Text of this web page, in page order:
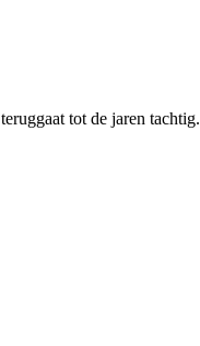
tot de jaren tachtig.